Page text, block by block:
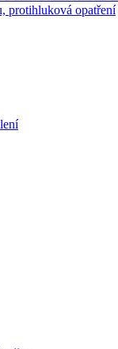
protihluková opatření